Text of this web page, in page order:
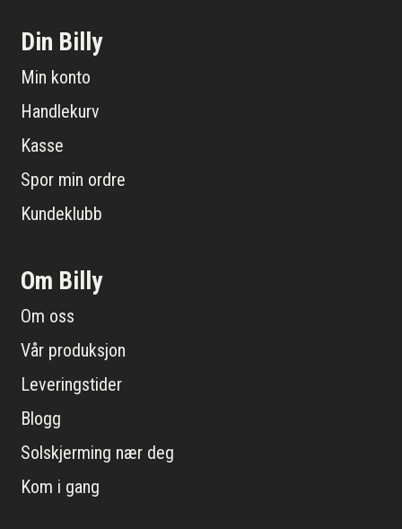
Din Billy
Min konto
Handlekurv
Kasse
Spor min ordre
Kundeklubb
Om Billy
Om oss
Vår produksjon
Leveringstider
Blogg
Solskjerming nær deg
Kom i gang